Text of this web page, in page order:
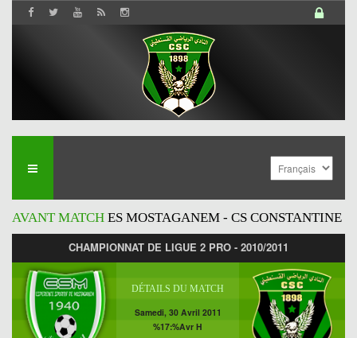
AVANT MATCH ES MOSTAGANEM - CS CONSTANTINE
CHAMPIONNAT DE LIGUE 2 PRO - 2010/2011
DÉTAILS DU MATCH
Samedi, 30 Avril 2011
%17:%Avr H